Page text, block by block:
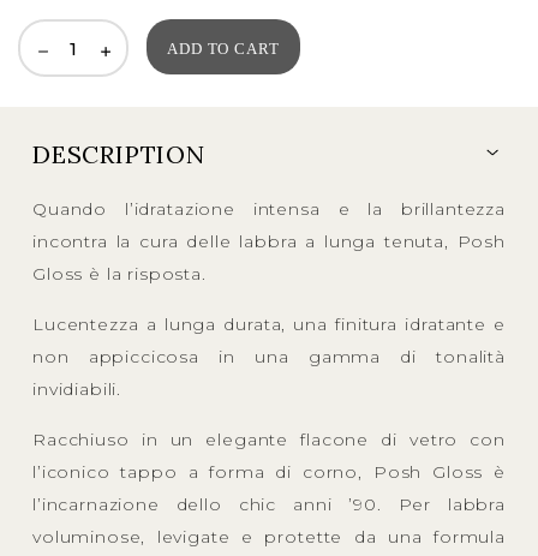
ADD TO CART
DESCRIPTION
Quando l’idratazione intensa e la brillantezza
incontra la cura delle labbra a lunga tenuta, Posh
Gloss è la risposta.
Lucentezza a lunga durata, una finitura idratante e
non appiccicosa in una gamma di tonalità
invidiabili.
Racchiuso in un elegante flacone di vetro con
l’iconico tappo a forma di corno, Posh Gloss è
l’incarnazione dello chic anni ’90. Per labbra
voluminose, levigate e protette da una formula